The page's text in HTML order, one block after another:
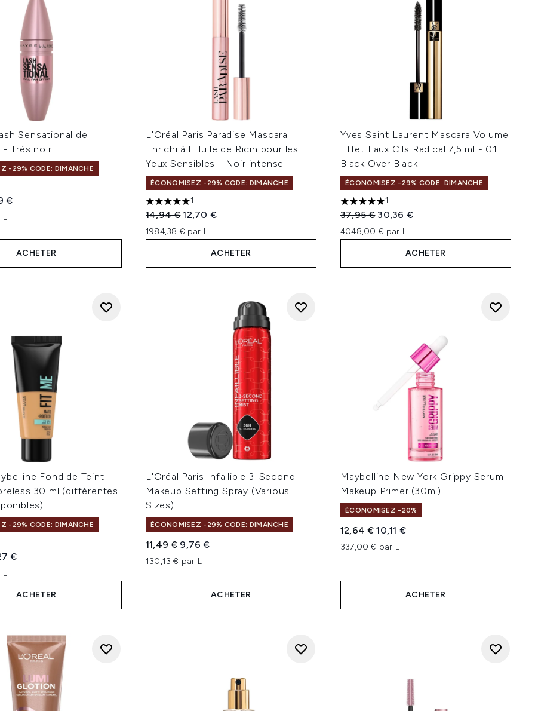
Sensational de
- Très noir
-29% CODE: DIMANCHE
un maximum de 5
:
​​actuel :
€
L
ACHETER
L'Oréal Paris Paradise Mascara
Enrichi à l'Huile de Ricin pour les
Yeux Sensibles - Noir intense
ÉCONOMISEZ -29% CODE: DIMANCHE
5 étoiles sur un maximum de 5
1
Prix de vente :
14,94 €Prix ​​actuel :
12,70 €
1984,38 € par L
ACHETER
Yves Saint Laurent Mascara Volume
Effet Faux Cils Radical 7,5 ml - 01
Black Over Black
ÉCONOMISEZ -29% CODE: DIMANCHE
5 étoiles sur un maximum de 5
1
Prix de vente :
37,95 € Prix ​​actuel :
30,36 €
4048,00 € par L
ACHETER
Fond de Teint
30 ml (différentes
-29% CODE: DIMANCHE
un maximum de 5
:
​​actuel :
€
L
ACHETER
L'Oréal Paris Infallible 3-Second
Makeup Setting Spray (Various
Sizes)
ÉCONOMISEZ -29% CODE: DIMANCHE
Prix de vente :
11,49 € Prix ​​actuel :
9,76 €
130,13 € par L
ACHETER
Maybelline New York Grippy Serum
Makeup Primer (30ml)
ÉCONOMISEZ -20%
Prix de vente :
12,64 €Prix ​​actuel :
10,11 €
337,00 € par L
ACHETER